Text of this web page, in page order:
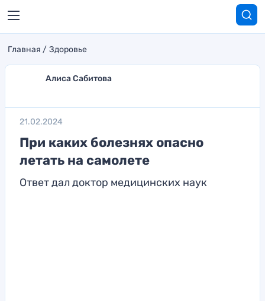
Главная Здоровье
Алиса Сабитова
21.02.2024
При каких болезнях опасно
летать на самолете
Ответ дал доктор медицинских наук